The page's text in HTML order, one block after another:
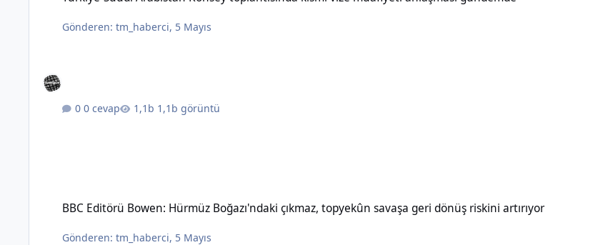
Gönderen:tm_haberci, 5 Mayıs
0 cevap 1,1b görüntü
BBC Editörü Bowen: Hürmüz Boğazı'ndaki çıkmaz, topyekûn savaşa geri dönüş riskini artırıyor
Gönderen:tm_haberci, 5 Mayıs